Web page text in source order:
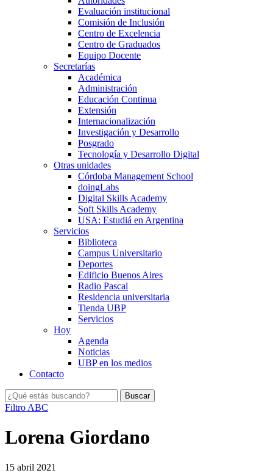
Evaluación institucional
Comisión de Inclusión
Centro de Excelencia
Centro de Graduados
Equipo Docente
Secretarías
Académica
Administración
Educación Continua
Extensión
Internacionalización
Investigación y Desarrollo
Posgrado
Tecnología y Desarrollo Digital
Otras unidades
Córdoba Management School
doingLabs
Digital Skills Academy
Soft Skills Academy
USA: Estudiá en Argentina
Servicios
Biblioteca
Campus Universitario
Deportes
Edificio Buenos Aires
Radio Pascal
Residencia universitaria
Tienda UBP
Servicios
Hoy
Agenda
Noticias
UBP en los medios
Contacto
Filtro ABC
Lorena Giordano
15 abril 2021